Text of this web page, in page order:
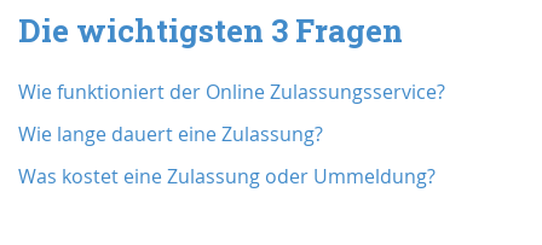
Die wichtigsten 3 Fragen
Wie funktioniert der Online Zulassungsservice?
Wie lange dauert eine Zulassung?
Was kostet eine Zulassung oder Ummeldung?